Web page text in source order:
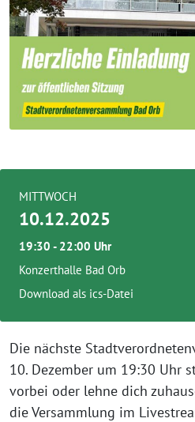
Die nächste
10. Dezember um 19:30 Uhr
vorbei oder lehne dich
die Versammlung im
MITTWOCH
10.12.2025
19:30 - 22:00 Uhr
Konzerthalle Bad Orb
Download als ics-Datei